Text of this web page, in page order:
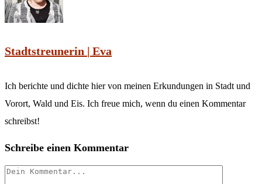
Stadtstreunerin | Eva
Ich berichte und dichte hier von meinen Erkundungen in Stadt und
Vorort, Wald und Eis. Ich freue mich, wenn du einen Kommentar
schreibst!
Schreibe einen Kommentar